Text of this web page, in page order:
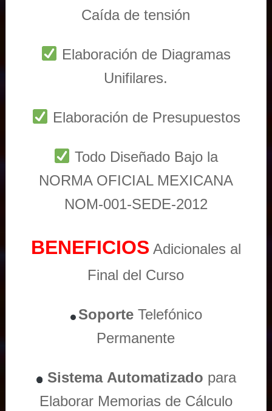
Caída de tensión
Elaboración de Diagramas
Unifilares.
Elaboración de Presupuestos
Todo Diseñado Bajo la
NORMA OFICIAL MEXICANA
NOM-001-SEDE-2012
BENEFICIOS Adicionales al
Final del Curso
Soporte Telefónico
Permanente
Sistema Automatizado para
Elaborar Memorias de Cálculo